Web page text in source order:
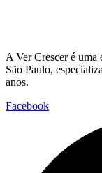
A Ver Crescer é
São Paulo,
anos.
Facebook